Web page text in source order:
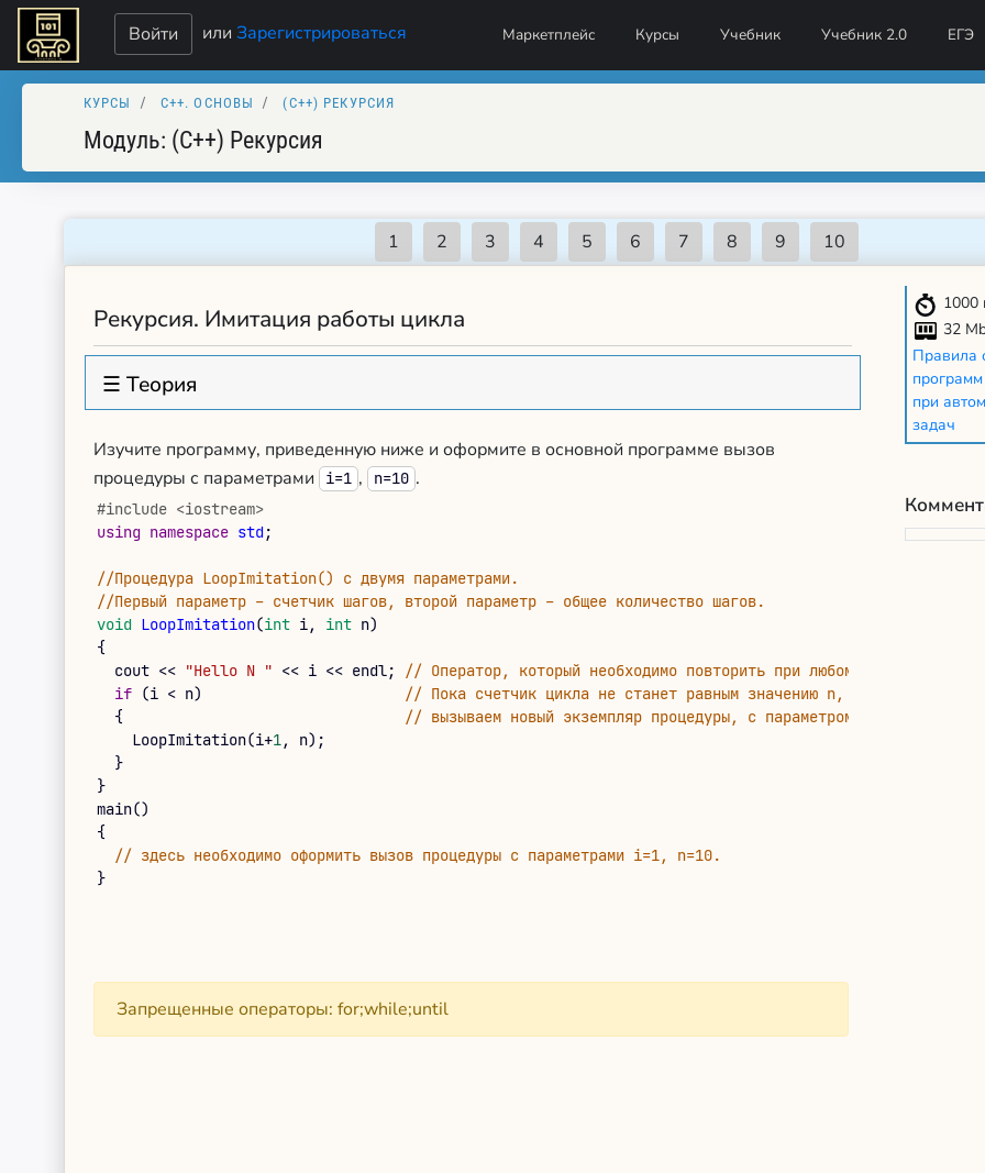
Войти илиЗарегистрироваться Маркетплейс Курсы Учебник Учебник 2.0 ЕГЭ
КУРСЫ C++. ОСНОВЫ (C++) РЕКУРСИЯ
Модуль: (C++) Рекурсия
Рекурсия. Имитация работы цикла
☰ Теория
Изучите программу, приведенную ниже и оформите в основной программе вызов
процедуры с параметрами
i=1 , n=10 .
#include <iostream>
using namespace std;
//Процедура LoopImitation() с двумя параметрами.
//Первый параметр – счетчик шагов, второй параметр – общее количество шагов.
void LoopImitation(int i, int n)
{
cout << "Hello N " << i << endl;
// Оператор, который необходимо повторить при любом
if (i < n)
// Пока счетчик цикла не станет равным значению n,
{
// вызываем новый экземпляр процедуры, с параметром i+1 (переход
LoopImitation(i+1, n) ;
}
}
main()
{
// здесь необходимо оформить вызов процедуры с параметрами i=1, n=10.
}
Запрещенные операторы: for;while;until
1000
32
Правила
при
задач